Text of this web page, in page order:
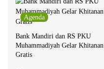
Agenda
Bank Mandiri dan RS PKU
Muhammadiyah Gelar Khitanan
Gratis